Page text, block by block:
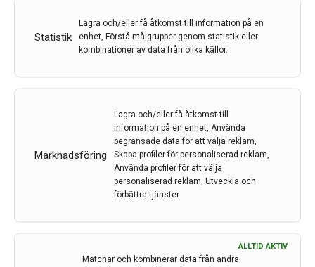
Statistik
Lagra och/eller få åtkomst till information på en
enhet, Förstå målgrupper genom statistik eller
kombinationer av data från olika källor.
Marknadsföring
Lagra och/eller få åtkomst till
information på en enhet, Använda
begränsade data för att välja reklam,
Skapa profiler för personaliserad reklam,
Använda profiler för att välja
personaliserad reklam, Utveckla och
förbättra tjänster.
ALLTID AKTIV
Matchar och kombinerar data från andra
Diagnostik och uppföljning av vuxna patienter med
dystrofia myotonika typ 1 (DM1) är en utmaning för
kanske främst på grund av att patienterna inte själva
förstår problematiken och vikten av regelbunden
uppföljning. I denna artikel av Christopher Lindberg,
docent och överläkare vid Neuromuskulärt Centrum,
Sahlgrenska Universitetssjukhuset, Göteborg, ges en
överblick av denna ärftliga multiorgansjukdom.